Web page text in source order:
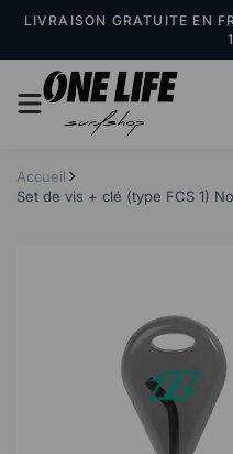
LIVRAISON GRATUITE EN
Accueil
Set de vis + clé (type FCS 1)